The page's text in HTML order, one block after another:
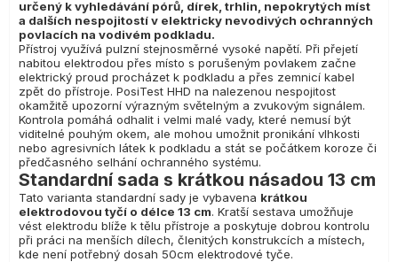
určený k vyhledávání pórů, dírek, trhlin, nepokrytých míst
a dalších nespojitostí v elektricky nevodivých ochranných
povlacích na vodivém podkladu.
Přístroj využívá pulzní stejnosměrné vysoké napětí. Při přejetí
nabitou elektrodou přes místo s porušeným povlakem začne
elektrický proud procházet k podkladu a přes zemnicí kabel
zpět do přístroje. PosiTest HHD na nalezenou nespojitost
okamžitě upozorní výrazným světelným a zvukovým signálem.
Kontrola pomáhá odhalit i velmi malé vady, které nemusí být
viditelné pouhým okem, ale mohou umožnit pronikání vlhkosti
nebo agresivních látek k podkladu a stát se počátkem koroze či
předčasného selhání ochranného systému.
Standardní sada s krátkou násadou 13 cm
Tato varianta standardní sady je vybavena krátkou
elektrodovou tyčí o délce 13 cm. Kratší sestava umožňuje
vést elektrodu blíže k tělu přístroje a poskytuje dobrou kontrolu
při práci na menších dílech, členitých konstrukcích a místech,
kde není potřebný dosah 50cm elektrodové tyče.